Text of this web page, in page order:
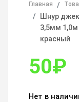
Главная
Шнур
3,5мм 1,0м
красный
50₽
Нет в